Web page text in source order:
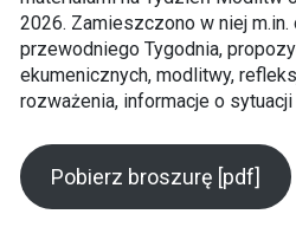
2026. Zamieszczono w niej
przewodniego Tygodnia,
ekumenicznych, modlitwy,
rozważenia, informacje o
Pobierz broszurę [pdf]